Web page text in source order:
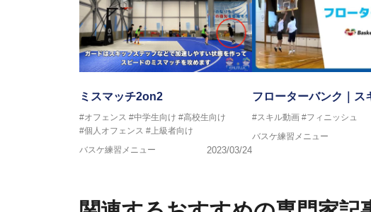
ミスマッチ2on2
#オフェンス #中学生向け #高校生向け
#個人オフェンス #上級者向け
バスケ練習メニュー
2023/03/24
フローターバンク｜ス
#スキル動画 #フィニッシュ
バスケ練習メニュー